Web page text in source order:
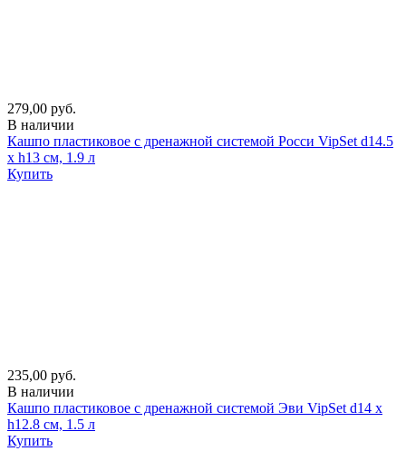
279,00 руб.
В наличии
Кашпо пластиковое с дренажной системой Росси VipSet d14.5
х h13 см, 1.9 л
Купить
235,00 руб.
В наличии
Кашпо пластиковое с дренажной системой Эви VipSet d14 х
h12.8 см, 1.5 л
Купить